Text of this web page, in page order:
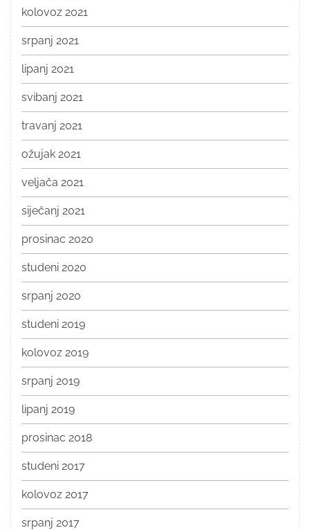
kolovoz 2021
srpanj 2021
lipanj 2021
svibanj 2021
travanj 2021
ožujak 2021
veljača 2021
siječanj 2021
prosinac 2020
studeni 2020
srpanj 2020
studeni 2019
kolovoz 2019
srpanj 2019
lipanj 2019
prosinac 2018
studeni 2017
kolovoz 2017
srpanj 2017